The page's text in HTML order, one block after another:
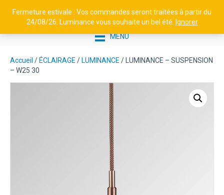
Fermeture estivale : Vos commandes seront traitées à partir du
24/08/26. Luminance vous souhaite un bel été.
Ignorer
BORNE EN ALUMINIUM H1100 -
BRICK² N°4
€
MENU
Accueil / ÉCLAIRAGE / LUMINANCE / LUMINANCE – SUSPENSION
– W25 30